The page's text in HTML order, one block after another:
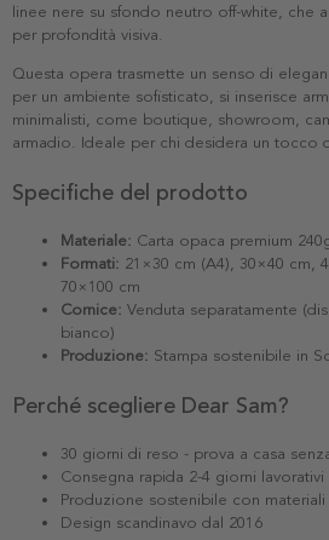
linee nere su sfondo neutro off-white, che
per profondità visiva.
Questa opera trasmette un senso di
per un ambiente sofisticato, si inserisce
minimalisti, come boutique, showroom,
armadio. Ideale per chi desidera un tocco
Specifiche del prodotto
Materiale: Carta opaca premium
Formati: 21×30 cm (A4), 30×40 cm,
70×100 cm
Cornice: Venduta separatamente
bianco)
Produzione: Stampa sostenibile in
Perché scegliere Dear Sam?
30 giorni di reso - prova a casa
Consegna rapida 2-4 giorni lavorativi
Produzione sostenibile con
Design scandinavo dal 2016